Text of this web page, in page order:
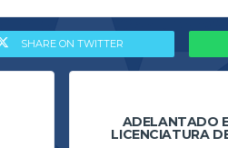
SHARE ON TWITTER
ADELANTADO
LICENCIATURA